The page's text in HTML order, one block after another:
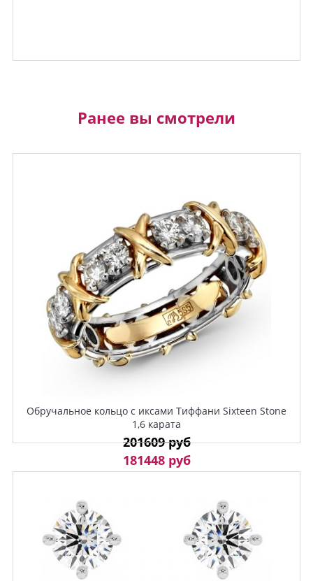
Ранее вы смотрели
Обручальное кольцо с иксами Тиффани Sixteen Stone
1,6 карата
201609 руб
181448 руб